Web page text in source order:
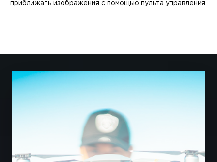
приближать изображения с помощью пульта управления.